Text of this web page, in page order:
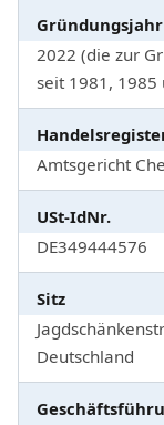
2022 (die zur
seit 1981,
Amtsgericht
USt-IdNr.
DE349444576
Sitz
Deutschland